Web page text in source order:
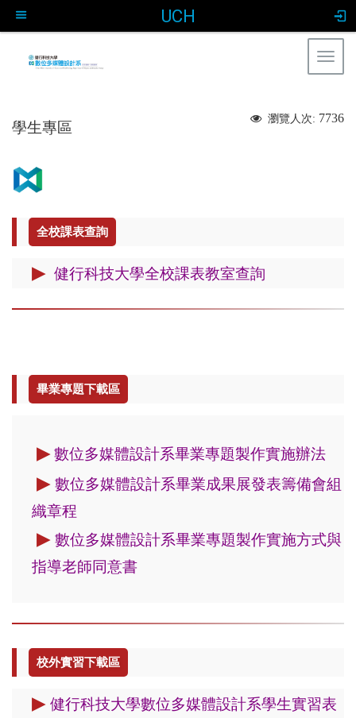
UCH
瀏覽人次: 7736
學生專區
全校課表查詢
▶ 健行科技大學全校課表教室查詢
畢業專題下載區
▶數位多媒體設計系畢業專題製作實施辦法
▶ 數位多媒體設計系畢業成果展發表籌備會組
織章程
▶ 數位多媒體設計系畢業專題製作實施方式與
指導老師同意書
校外實習下載區
▶ 健行科技大學數位多媒體設計系學生實習表